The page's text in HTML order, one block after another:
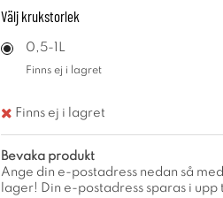
Välj krukstorlek
0,5-1L
Finns ej i lagret
Finns ej i lagret
Bevaka produkt
Ange din e-postadress nedan så
lager! Din e-postadress sparas i upp